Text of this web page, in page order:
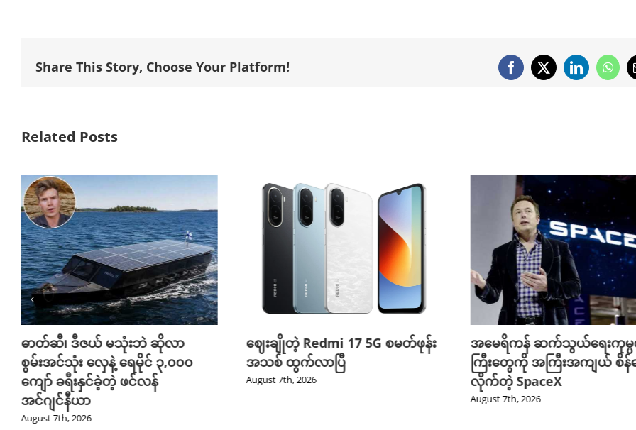
Share This Story, Choose Your Platform! Facebook
X LinkedIn
Related Posts
ဓာတ်ဆီ၊ ဒီဇယ် မသုံးဘဲ ဆိုလာ
စွမ်းအင်သုံး လှေနဲ့ ရေမိုင် ၃,၀၀၀
ကျော် ခရီးနှင်ခဲ့တဲ့ ဖင်လန်
အင်ဂျင်နီယာ
August 7th, 2026
ဈေးချိုတဲ့ Redmi 17 5G စမတ်ဖုန်း
အသစ် ထွက်လာပြီ
August 7th, 2026
အမေရိကန် ဆက်သွယ်ရေးကုမ္
ကြီးတွေကို အကြီးအကျယ် စိန်
လိုက်တဲ့ SpaceX
August 7th, 2026